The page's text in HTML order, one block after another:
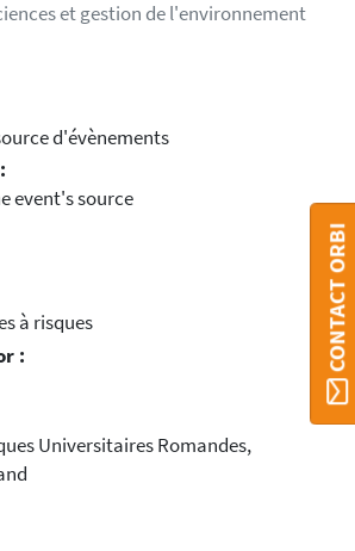
et gestion de l'environnement
d'évènements
event's source
à risques
:
Universitaires Romandes,
CONTACT ORBI